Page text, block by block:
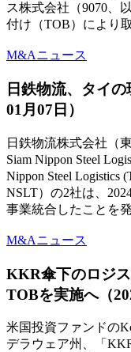
ス株式会社（9070、
付け（TOB）により
M&Aニュース
日鉄物流、タイ
01月07日）
日鉄物流株式会社（
Siam Nippon Steel
Nippon Steel Logistics
NSLT）の2社は、
事業統合したことを発
M&Aニュース
KKR傘下のロジ
TOBを実施へ（
米国投資ファンドの
デラウェア州、「